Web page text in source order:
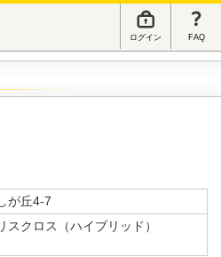
ログイン FAQ
が丘4-7
スクロス（ハイブリッド）